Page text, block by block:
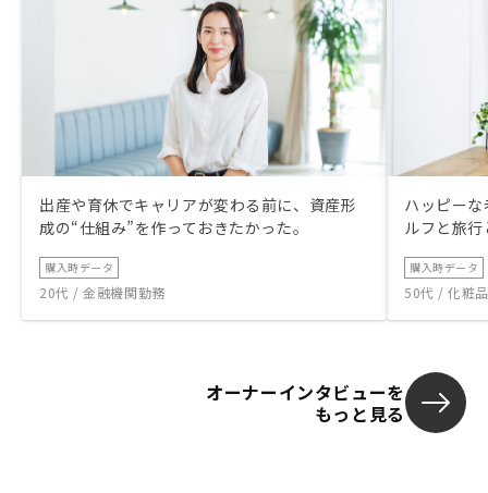
出産や育休でキャリアが変わる前に、資産形
成の“仕組み”を作っておきたかった。
購入時データ
20代 / 金融機関勤務
ハッピー
ルフと旅
購入時データ
50代 / 化粧
オーナーインタビューを
もっと見る